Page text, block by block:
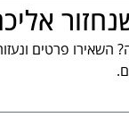
השאירו פרטים